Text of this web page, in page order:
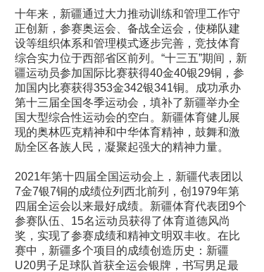
十年来，新疆通过大力推动训练和管理工作守
正创新，参赛奥运会、备战全运会，使梯队建
设等组织体系和管理模式逐步完善，竞技体育
综合实力位于西部省区前列。“十三五”期间，新
疆运动员参加国际比赛获得40金40银29铜，参
加国内比赛获得353金342银341铜。成功承办
第十三届全国冬季运动会，填补了新疆举办全
国大型综合性运动会的空白。新疆体育健儿展
现的奥林匹克精神和中华体育精神，鼓舞和激
励全区各族人民，凝聚起强大的精神力量。
2021年第十四届全国运动会上，新疆代表团以
7金7银7铜的成绩位列西北前列，创1979年第
四届全运会以来最好成绩。新疆体育代表团9个
参赛队伍、15名运动员获得了体育道德风尚
奖，实现了参赛成绩和精神文明双丰收。在比
赛中，新疆多个项目的成绩创造历史：新疆
U20男子足球队首获全运会银牌，书写男足最